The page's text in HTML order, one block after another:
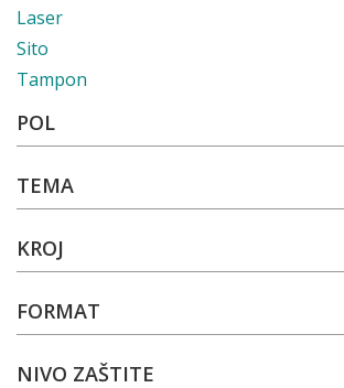
Laser
Sito
Tampon
POL
TEMA
KROJ
FORMAT
NIVO ZAŠTITE